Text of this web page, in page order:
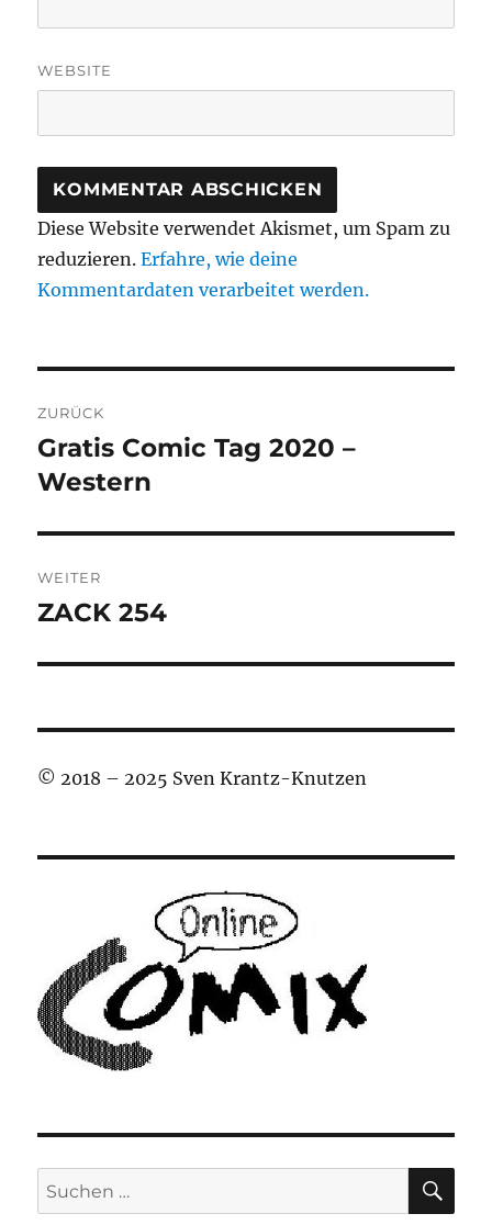
WEBSITE
Diese Website verwendet Akismet, um Spam zu
reduzieren.Erfahre, wie deine
Kommentardaten verarbeitet werden.
ZURÜCK
Vorheriger
Beitrag:
Gratis Comic Tag 2020 –
Western
WEITER
Nächster
ZACK 254
© 2018 – 2025 Sven Krantz-Knutzen
Suchen
nach: